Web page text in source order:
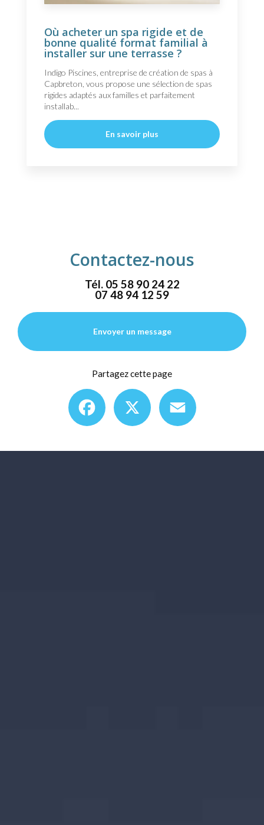
Où acheter un spa rigide et de
bonne qualité format familial à
installer sur une terrasse ?
Indigo Piscines, entreprise de création de spas à
Capbreton, vous propose une sélection de spas
rigides adaptés aux familles et parfaitement
installab...
En savoir plus
Contactez-nous
Tél. 05 58 90 24 22
07 48 94 12 59
Envoyer un message
Partagez cette page
Facebook